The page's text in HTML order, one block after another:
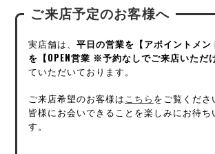
ご来店予定のお客様へ
実店舗は、平日の営業を【アポイントメン
を【OPEN営業 ※予約なしでご来店いただ
ていただいております。
ご来店希望のお客様はこちら をご覧くださ
皆様にお会いできることを楽しみにお待ち
す。